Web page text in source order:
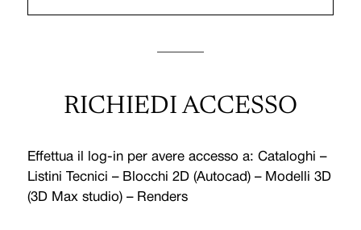
RICHIEDI ACCESSO
Effettua il log-in per avere accesso a: Cataloghi –
Listini Tecnici – Blocchi 2D (Autocad) – Modelli 3D
(3D Max studio) – Renders